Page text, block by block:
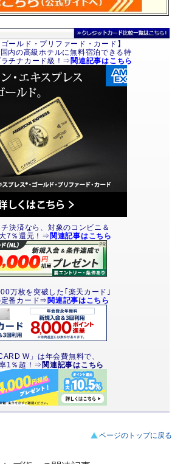
ゴールド・プリファード・カード】
内の高級ホテルに無料宿泊できる特
チナカード級！⇒ 関連記事はこちら
決済なら、対象のコンビニ＆
7％還元！⇒ 関連記事はこちら
万枚を突破した｢楽天カード｣
定番カード⇒ 関連記事はこちら
W」は年会費無料で、
1％超！⇒ 関連記事はこちら
ページのトップに戻る